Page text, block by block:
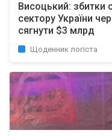
Висоцький: збитки
сектору України
сягнути $3 млрд
Щоденник логіста